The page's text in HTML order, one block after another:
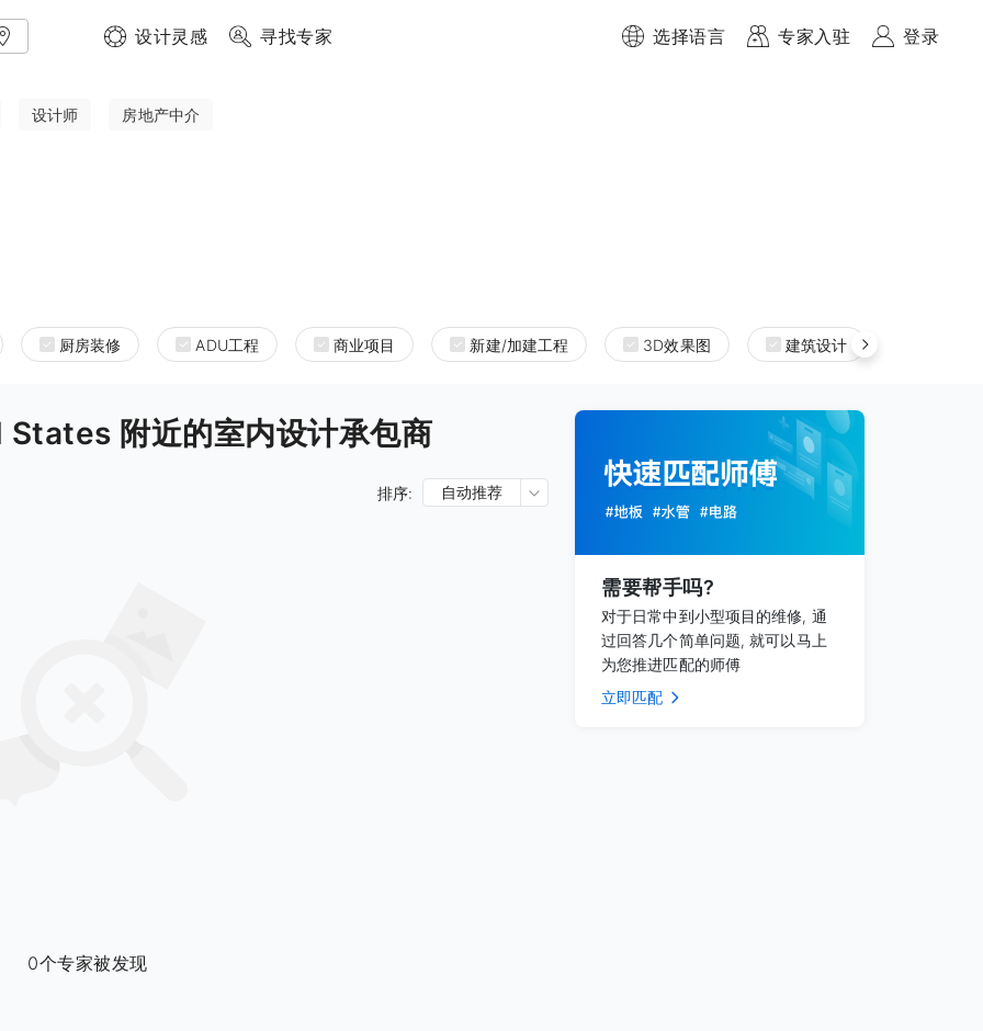
设计灵感 寻找专家 选择语言 专家入驻 登录
设计师 房地产中介
厨房装修 ADU工程 商业项目 新建/加建工程 3D效果图 建筑设计
附近的室内设计承包商
排序: 自动推荐
0个专家被发现
需要帮手吗?
对于日常中到小型项目的维修, 通
过回答几个简单问题, 就可以马上
为您推进匹配的师傅
立即匹配